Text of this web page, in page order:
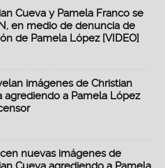
Cueva y Pamela Franco se
en medio de denuncia de
de Pamela López [VIDEO]
imágenes de Christian
agrediendo a Pamela López
nuevas imágenes de